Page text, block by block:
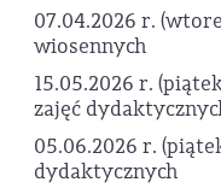
07.04.2026 r.
wiosennych
15.05.2026 r.
zajęć
05.06.2026 r.
dydaktycznych